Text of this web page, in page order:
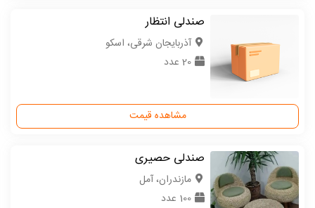
صندلی انتظار
آذربایجان شرقی، اسکو
20 عدد
مشاهده قیمت
صندلی حصیری
مازندران، آمل
100 عدد